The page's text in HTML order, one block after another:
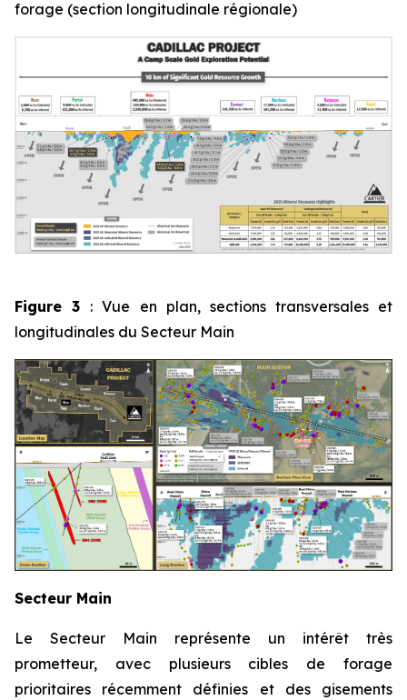
forage (section longitudinale régionale)
Figure 3 : Vue en plan, sections transversales et
longitudinales du Secteur Main
Secteur Main
Le Secteur Main représente un intérêt très
prometteur, avec plusieurs cibles de forage
prioritaires récemment définies et des gisements